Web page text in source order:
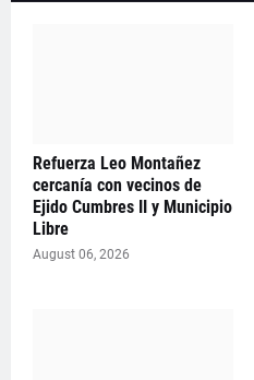
Refuerza Leo Montañez
cercanía con vecinos de
Ejido Cumbres II y Municipio
Libre
August 06, 2026